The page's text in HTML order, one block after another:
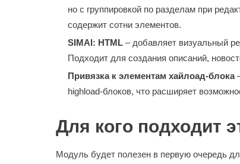
но с группировкой по разделам при
содержит сотни элементов.
SIMAI: HTML – добавляет визуальный
Подходит для создания описаний,
Привязка к элементам хайлоад-блока
highload-блоков, что расширяет
Для кого подходит
Модуль будет полезен в первую очередь